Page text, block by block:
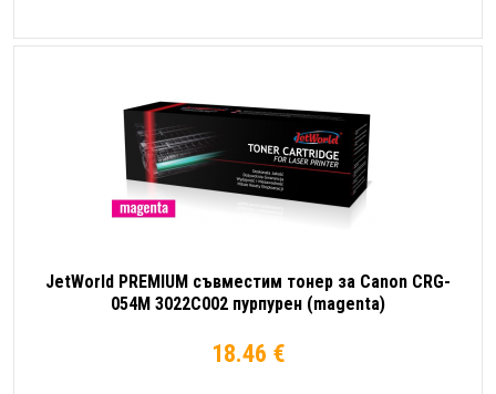
JetWorld PREMIUM съвместим тонер за Canon CRG-
054M 3022C002 пурпурен (magenta)
18.46 €